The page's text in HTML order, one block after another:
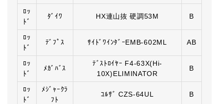
ﾛｯ
ﾄﾞ
ﾀﾞｲﾜ HX連山抜 硬調53M B
ﾛｯ
ﾄﾞ
ﾃﾞﾌﾟｽ ｻｲﾄﾞﾜｲﾝﾀﾞｰEMB-602ML AB
ﾛｯ
ﾄﾞ
ﾒｶﾞﾊﾞｽ
ﾃﾞｽﾄﾛｲﾔｰ F4-63X(Hi-
10X)ELIMINATOR
B
ﾛｯ
ﾄﾞ
ﾒｼﾞｬｰｸﾗ
ﾌﾄ
ｺﾙｻﾞ CZS-64UL B